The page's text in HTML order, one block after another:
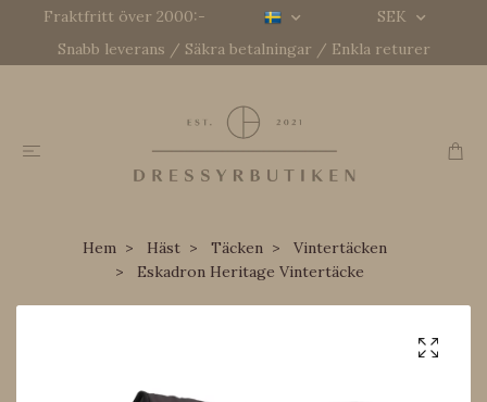
Fraktfritt över 2000:-
SEK
Snabb leverans / Säkra betalningar / Enkla returer
Hem Häst Täcken
Vintertäcken
Eskadron Heritage Vintertäcke